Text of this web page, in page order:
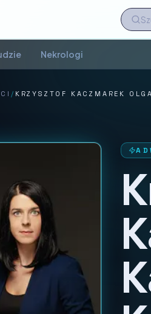
Nekrologi
/ KRZYSZTOF KACZMAREK